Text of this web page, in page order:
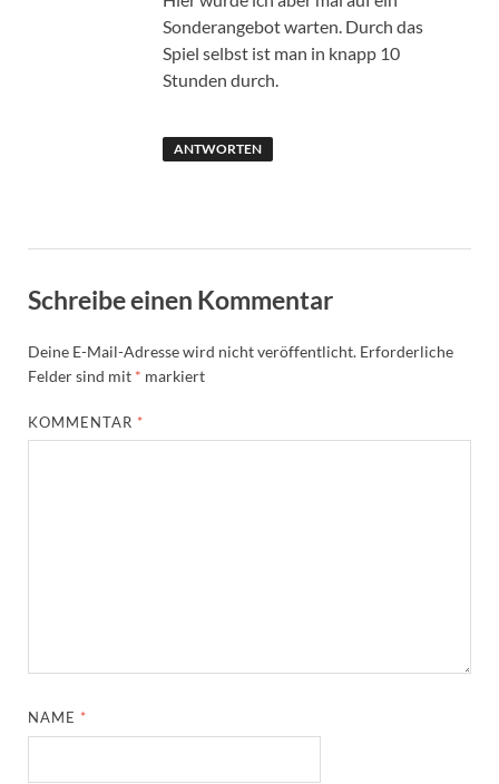
Sonderangebot warten. Durch das
Spiel selbst ist man in knapp 10
Stunden durch.
ANTWORTEN
Schreibe einen Kommentar
Deine E-Mail-Adresse wird nicht veröffentlicht. Erforderliche
Felder sind mit * markiert
KOMMENTAR *
NAME *